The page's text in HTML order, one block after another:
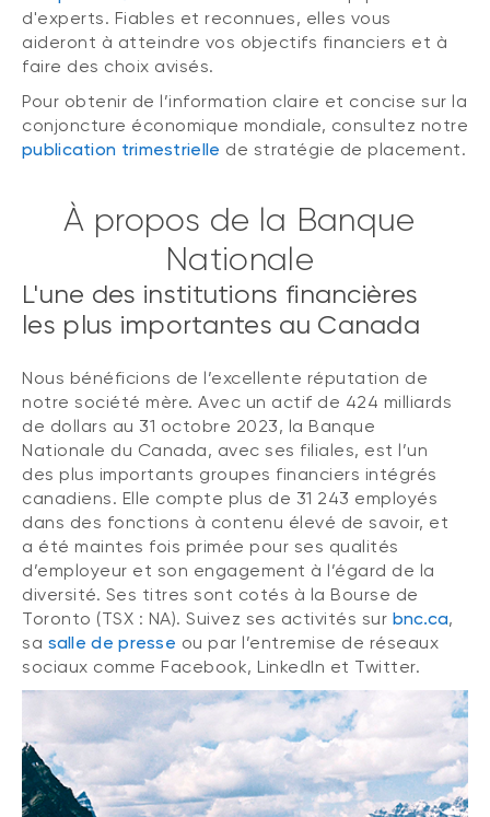
d'experts. Fiables et reconnues, elles vous
aideront à atteindre vos objectifs financiers et à
faire des choix avisés.
Pour obtenir de l’information claire et concise sur la
conjoncture économique mondiale, consultez notre
publication trimestrielle de stratégie de placement.
À propos de la Banque
Nationale
L'une des institutions financières
les plus importantes au Canada
Nous bénéficions de l’excellente réputation de
notre société mère. Avec un actif de 424 milliards
de dollars au 31 octobre 2023, la Banque
Nationale du Canada, avec ses filiales, est l’un
des plus importants groupes financiers intégrés
canadiens. Elle compte plus de 31 243 employés
dans des fonctions à contenu élevé de savoir, et
a été maintes fois primée pour ses qualités
d’employeur et son engagement à l’égard de la
diversité. Ses titres sont cotés à la Bourse de
Toronto (TSX : NA). Suivez ses activités sur bnc.ca,
sa salle de presse ou par l’entremise de réseaux
sociaux comme Facebook, LinkedIn et Twitter.